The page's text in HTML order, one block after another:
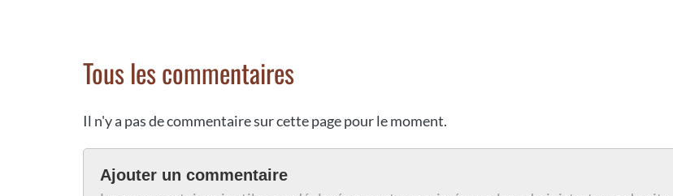
Tous les commentaires
Il n'y a pas de commentaire sur cette page pour le moment.
Ajouter un commentaire